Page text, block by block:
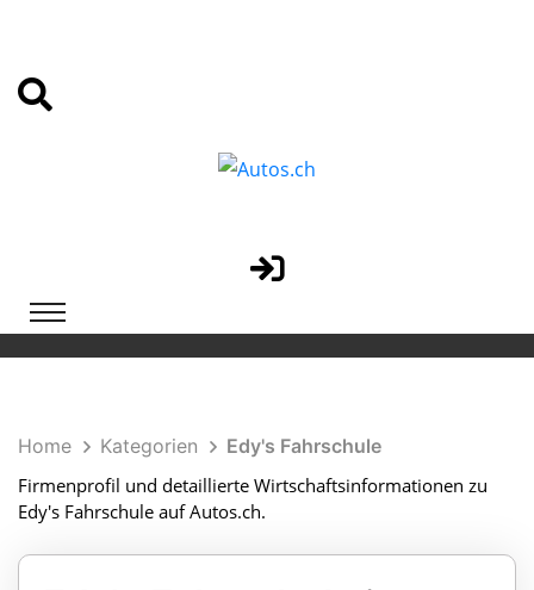
Home Kategorien
Edy's Fahrschule
Firmenprofil und detaillierte Wirtschaftsinformationen zu
Edy's Fahrschule auf Autos.ch.